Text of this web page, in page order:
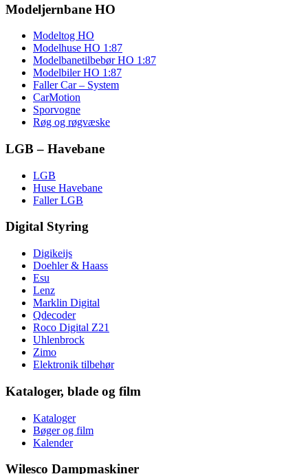
Modeljernbane HO
Modeltog HO
Modelhuse HO 1:87
Modelbanetilbebør HO 1:87
Modelbiler HO 1:87
Faller Car – System
CarMotion
Sporvogne
Røg og røgvæske
LGB – Havebane
LGB
Huse Havebane
Faller LGB
Digital Styring
Digikeijs
Doehler & Haass
Esu
Lenz
Marklin Digital
Qdecoder
Roco Digital Z21
Uhlenbrock
Zimo
Elektronik tilbehør
Kataloger, blade og film
Kataloger
Bøger og film
Kalender
Wilesco Dampmaskiner